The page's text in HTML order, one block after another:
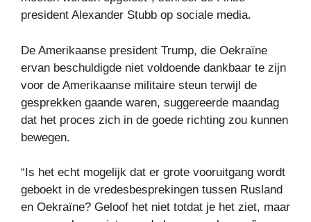
president Alexander Stubb op sociale media.
De Amerikaanse president Trump, die Oekraïne
ervan beschuldigde niet voldoende dankbaar te zijn
voor de Amerikaanse militaire steun terwijl de
gesprekken gaande waren, suggereerde maandag
dat het proces zich in de goede richting zou kunnen
bewegen.
“Is het echt mogelijk dat er grote vooruitgang wordt
geboekt in de vredesbesprekingen tussen Rusland
en Oekraïne? Geloof het niet totdat je het ziet, maar